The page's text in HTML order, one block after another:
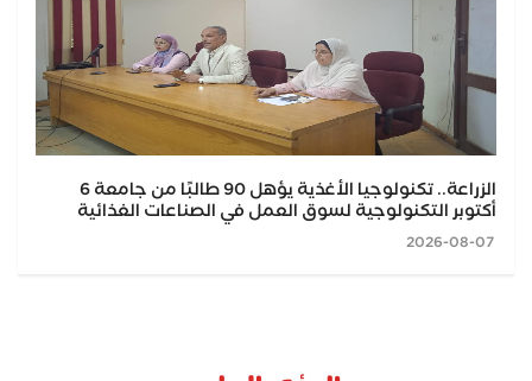
الزراعة.. تكنولوجيا الأغذية يؤهل 90 طالبًا من جامعة 6
أكتوبر التكنولوجية لسوق العمل في الصناعات الغذائية